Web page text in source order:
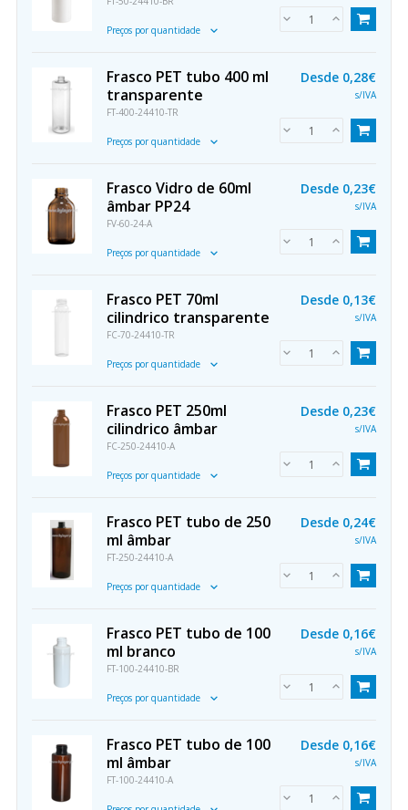
Preços por quantidade
Frasco PET tubo 400 ml
transparente
FT-400-24410-TR
Preços por quantidade
Desde 0,28€
s/IVA
Frasco Vidro de 60ml
âmbar PP24
FV-60-24-A
Preços por quantidade
Desde 0,23€
s/IVA
Frasco PET 70ml
cilindrico transparente
FC-70-24410-TR
Preços por quantidade
Desde 0,13€
s/IVA
Frasco PET 250ml
cilindrico âmbar
FC-250-24410-A
Preços por quantidade
Desde 0,23€
s/IVA
Frasco PET tubo de 250
ml âmbar
FT-250-24410-A
Preços por quantidade
Desde 0,24€
s/IVA
Frasco PET tubo de 100
ml branco
FT-100-24410-BR
Preços por quantidade
Desde 0,16€
s/IVA
Frasco PET tubo de 100
ml âmbar
FT-100-24410-A
Desde 0,16€
s/IVA